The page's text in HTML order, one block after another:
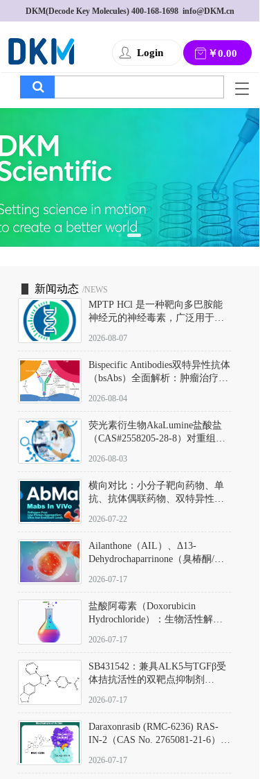
DKM(Decode Key Molecules) 400-168-1698
  info@DKM.cn
Login ￥0.00
T
g
g
l
a
v
i
g
a
新闻动态 /NEWS
MPTP HCl 是一种靶向多巴胺能
神经元的神经毒素，广泛用于构
以盐酸盐形式存在，可触发线粒
体介导的神经元凋亡。其经典应
用即为选择性损毁中脑黑质致密
部多巴胺能神经元，从而可靠模
拟帕金森病的核心病理与行为表
2026-08-07
Bispecific Antibodies双特异性抗体
（bsAbs）全面解析：肿瘤治疗的
2026-08-04
荧光素衍生物AkaLumine盐酸盐
（CAS#2558205-28-8）对重组萤
数（Km）为2.06 μM；其近红外
发光特性赋予优异的组织穿透能
力，大幅增强成像信噪比，从而
实现活体动物模型中极低给药剂
量下的高灵敏度、非侵入式生物
2026-08-03
横向对比：小分子靶向药物、单
抗、抗体偶联药物、双特异性抗
及应用瓶颈
2026-07-22
Ailanthone（AIL）、Δ13-
Dehydrochaparrinone（臭椿酮/臭
DKM货号 D806885
2026-07-17
盐酸阿霉素（Doxorubicin
Hydrochloride）：生物活性解
范
2026-07-17
SB431542：兼具ALK5与TGFβ受
体拮抗活性的双靶点抑制剂
D801067）
2026-07-17
Daraxonrasib (RMC-6236) RAS-
IN-2（CAS No. 2765081-21-6）：
向KRAS/NRAS/HRAS的广谱RAS
2026-07-17